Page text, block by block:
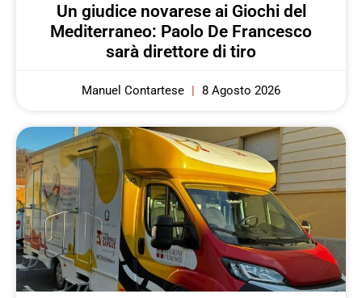
Un giudice novarese ai Giochi del
Mediterraneo: Paolo De Francesco
sarà direttore di tiro
Manuel Contartese 8 Agosto 2026